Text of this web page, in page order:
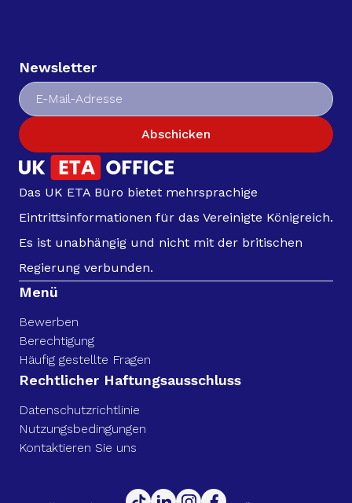
Newsletter
Abschicken
Das UK ETA Büro bietet mehrsprachige
Eintrittsinformationen für das Vereinigte Königreich.
Es ist unabhängig und nicht mit der britischen
Regierung verbunden.
Menü
Bewerben
Berechtigung
Häufig gestellte Fragen
Rechtlicher Haftungsausschluss
Datenschutzrichtlinie
Nutzungsbedingungen
Kontaktieren Sie uns